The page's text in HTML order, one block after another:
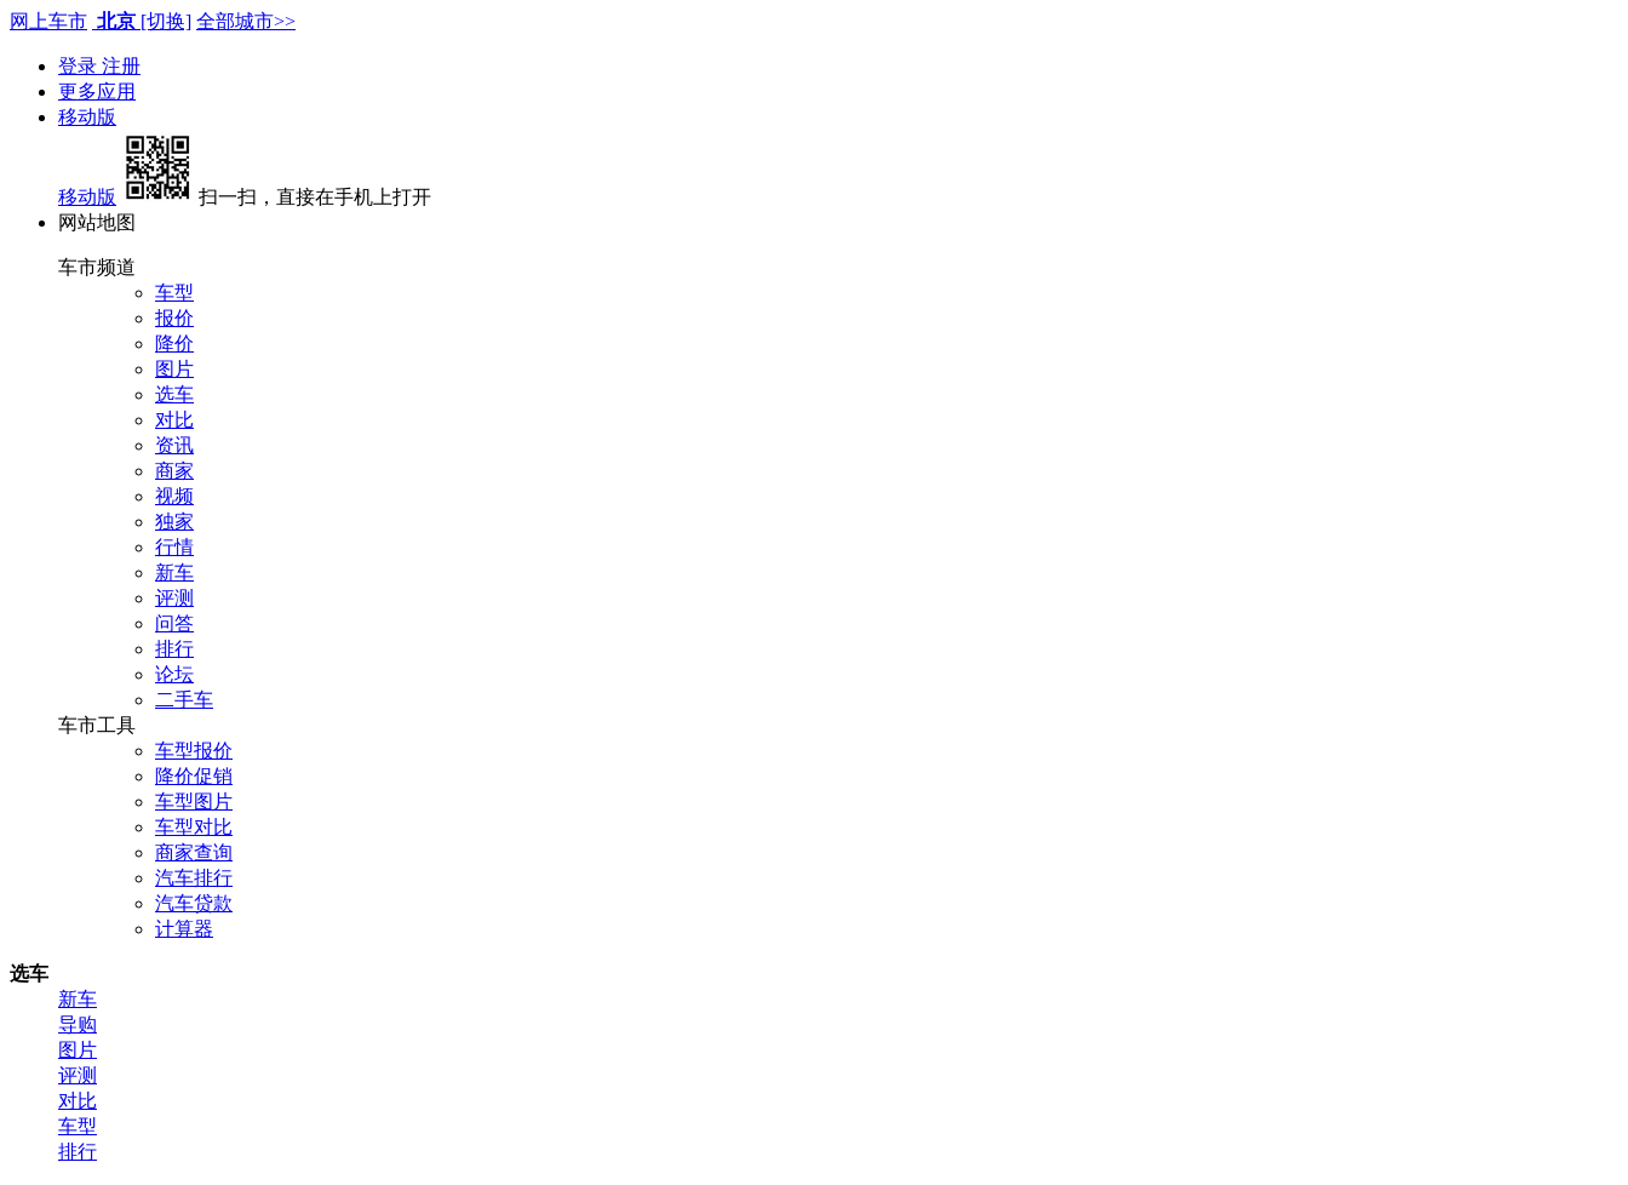
网上车市 北京 [切换] 全部城市>>
登录 注册
更多应用
移动版
移动版
扫一扫，直接在手机上打开
网站地图
车市频道
车型
报价
降价
图片
选车
对比
资讯
商家
视频
独家
行情
新车
评测
问答
排行
论坛
二手车
车市工具
车型报价
降价促销
车型图片
车型对比
商家查询
汽车排行
汽车贷款
计算器
选车
新车
导购
图片
评测
对比
车型
排行